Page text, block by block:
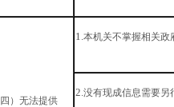
四）无法提供
1. 本机关不掌握相关政
2. 没有现成信息需要另